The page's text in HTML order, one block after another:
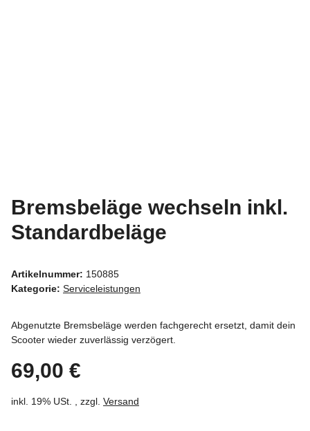
Bremsbeläge wechseln inkl.
Standardbeläge
Artikelnummer: 150885
Kategorie: Serviceleistungen
Abgenutzte Bremsbeläge werden fachgerecht ersetzt, damit dein
Scooter wieder zuverlässig verzögert.
69,00 €
inkl. 19% USt. , zzgl. Versand